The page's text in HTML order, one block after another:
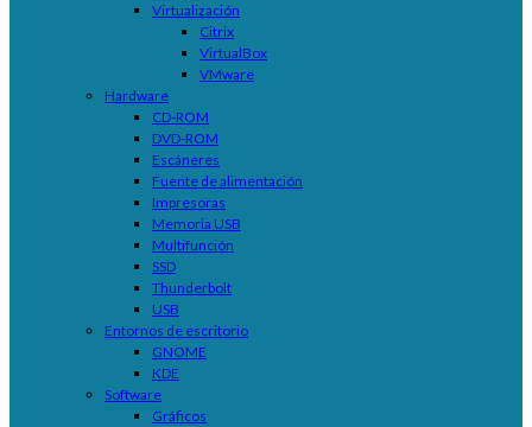
Virtualización
Citrix
VirtualBox
VMware
Hardware
CD-ROM
DVD-ROM
Escáneres
Fuente de alimentación
Impresoras
Memoria USB
Multifunción
SSD
Thunderbolt
USB
Entornos de escritorio
GNOME
KDE
Software
Gráficos